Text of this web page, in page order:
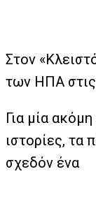
Στον
των ΗΠΑ στις
Για μία
ιστορίες, τα
σχεδόν ένα